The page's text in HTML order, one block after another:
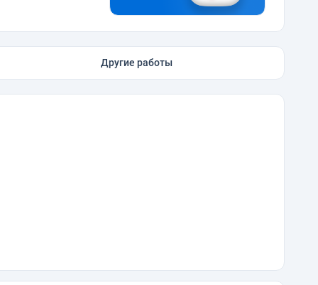
Другие работы